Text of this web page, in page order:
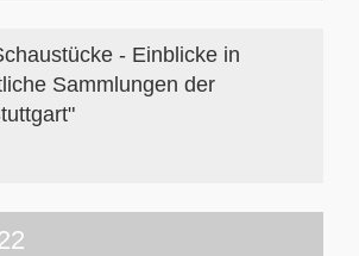
- Einblicke in
Sammlungen der